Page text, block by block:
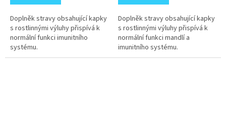
Doplněk stravy obsahující kapky
s rostlinnými výluhy přispívá k
normální funkci imunitního
systému.
Doplněk stravy obsahující kapky
s rostlinnými výluhy přispívá k
normální funkci mandlí a
imunitního systému.